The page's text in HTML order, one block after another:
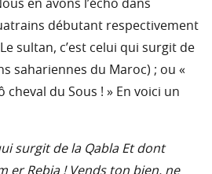
en avons l’écho dans
débutant respectivement
sultan, c’est celui qui surgit de
sahariennes du Maroc) ; ou «
cheval du Sous ! » En voici un
surgit de la Qabla Et dont
er Rebia ! Vends ton bien, ne